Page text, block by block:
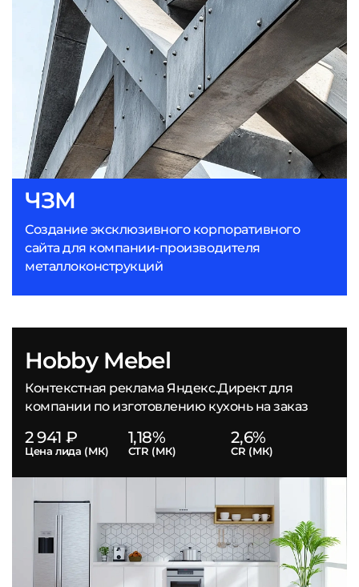
Hobby Mebel
Контекстная реклама Яндекс.Директ для
компании по изготовлению кухонь на заказ
2 941 ₽
Цена лида (МК)
1,18%
CTR (МК)
2,6%
CR (МК)
ЧЗМ
Создание эксклюзивного корпоративного
сайта для компании-производителя
металлоконструкций